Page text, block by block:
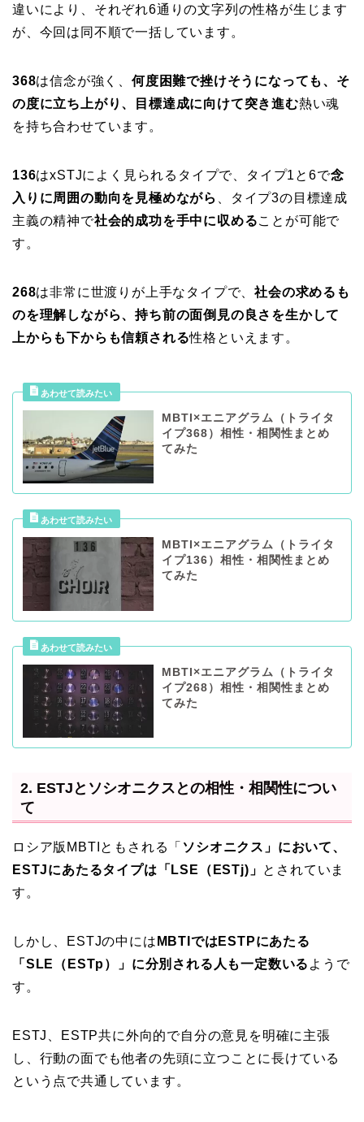
違いにより、それぞれ6通りの文字列の性格が生じます
が、今回は同不順で一括しています。
368は信念が強く、何度困難で挫けそうになっても、そ
の度に立ち上がり、目標達成に向けて突き進む熱い魂
を持ち合わせています。
136はxSTJによく見られるタイプで、タイプ1と6で念
入りに周囲の動向を見極めながら
、タイプ3の目標達成
主義の精神で社会的成功を手中に収めることが可能で
す。
268は非常に世渡りが上手なタイプで、社会の求めるも
のを理解しながら、持ち前の面倒見の良さを生かして
上からも下からも信頼される性格といえます。
MBTI×エニアグラム（トライタ
イプ368）相性・相関性まとめ
てみた
MBTI×エニアグラム（トライタ
イプ136）相性・相関性まとめ
てみた
MBTI×エニアグラム（トライタ
イプ268）相性・相関性まとめ
てみた
2. ESTJとソシオニクスとの相性・相関性につい
て
ロシア版MBTIともされる「 ソシオニクス」において、
ESTJにあたるタイプは「LSE（ESTj)」 とされていま
す。
しかし、ESTJの中には MBTIではESTPにあたる
「SLE（ESTp）」に分別される人も一定数いる ようで
す。
ESTJ、ESTP共に外向的で自分の意見を明確に主張
し、行動の面でも他者の先頭に立つことに長けている
という点で共通しています。